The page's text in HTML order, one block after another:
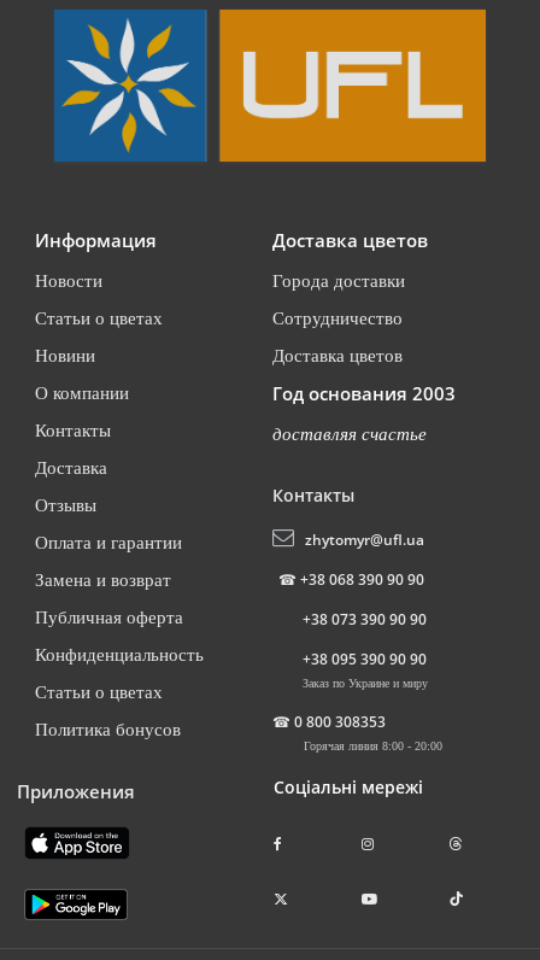
Информация
Новости
Статьи о цветах
Новини
О компании
Контакты
Доставка
Отзывы
Оплата и гарантии
Замена и возврат
Публичная оферта
Конфиденциальность
Статьи о цветах
Политика бонусов
Приложения
Доставка цветов
Города доставки
Сотрудничество
Доставка цветов
Год основания 2003
доставляя счастье
Контакты
zhytomyr@ufl.ua
☎ +38 068 390 90 90
+38 073 390 90 90
+38 095 390 90 90
Заказ по Украине и миру
☎ 0 800 308353
Горячая линия 8:00 - 20:00
Соціальні мережі